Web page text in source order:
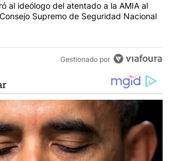
con el título "Irán nombró al ideólogo
al ideólogo del atentado a la AMIA al
Supremo de Seguridad Nacional
Gestionado por